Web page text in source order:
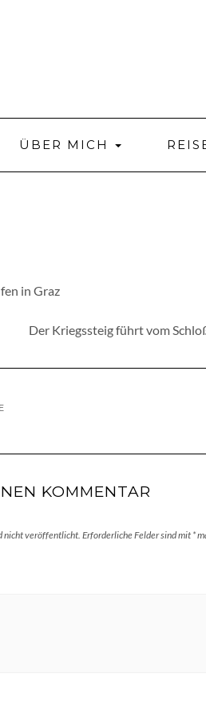
ÜBER MICH
Der Kriegssteig führt vom
KOMMENTAR
nicht veröffentlicht. Erforderliche Felder sind mit *